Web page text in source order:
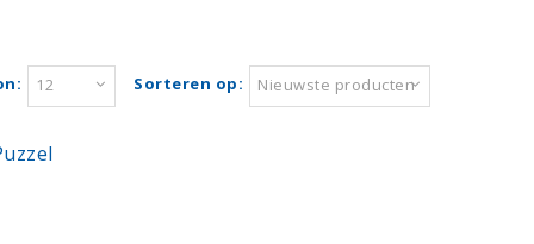
Sorteren op: Nieuwste producten
12